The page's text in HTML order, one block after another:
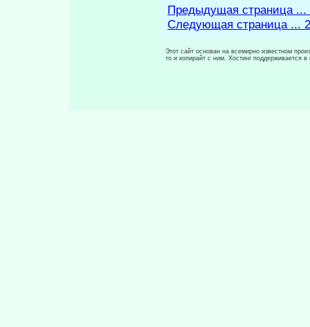
Предыдущая страница ...
Следующая страница ...
Этот сайт основан на всемирно известном
то и копирайт с ним. Хостинг поддерживается